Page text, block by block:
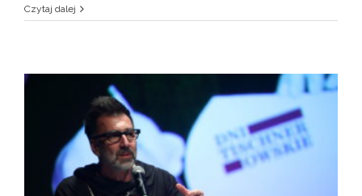
Czytaj dalej